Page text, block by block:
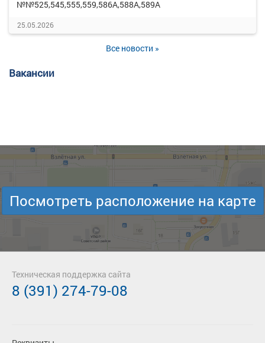
№№525,545,555,559,586А,588А,589А
25.05.2026
Все новости »
Вакансии
Посмотреть расположение на карте
Техническая поддержка сайта
8 (391) 274-79-08